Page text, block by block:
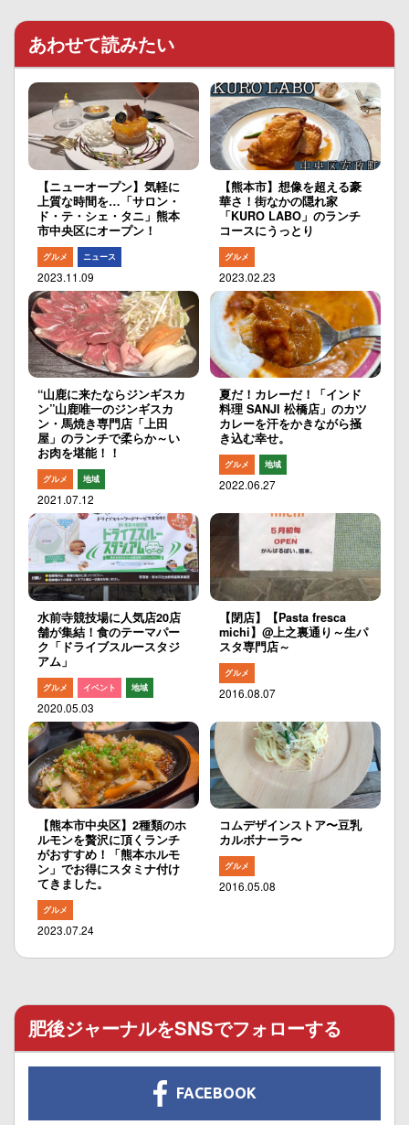
あわせて読みたい
【ニューオープン】気軽に
上質な時間を…「サロン・
ド・テ・シェ・タニ」熊本
市中央区にオープン！
グルメ ニュース
2023.11.09
【熊本市】想像を超える豪
華さ！街なかの隠れ家
「KURO LABO」のランチ
コースにうっとり
グルメ
2023.02.23
“山鹿に来たならジンギスカ
ン”山鹿唯一のジンギスカ
ン・馬焼き専門店「上田
屋」のランチで柔らか～い
お肉を堪能！！
グルメ 地域
2021.07.12
夏だ！カレーだ！「インド
料理 SANJI 松橋店」のカツ
カレーを汗をかきながら掻
き込む幸せ。
グルメ 地域
2022.06.27
水前寺競技場に人気店20店
舗が集結！食のテーマパー
ク「ドライブスルースタジ
アム」
グルメ イベント 地域
2020.05.03
【閉店】【Pasta fresca
michi】@上之裏通り～生パ
スタ専門店～
グルメ
2016.08.07
【熊本市中央区】2種類のホ
ルモンを贅沢に頂くランチ
がおすすめ！「熊本ホルモ
ン」でお得にスタミナ付け
てきました。
グルメ
2023.07.24
コムデザインストア〜豆乳
カルボナーラ〜
グルメ
2016.05.08
肥後ジャーナルをSNSでフォローする
FACEBOOK